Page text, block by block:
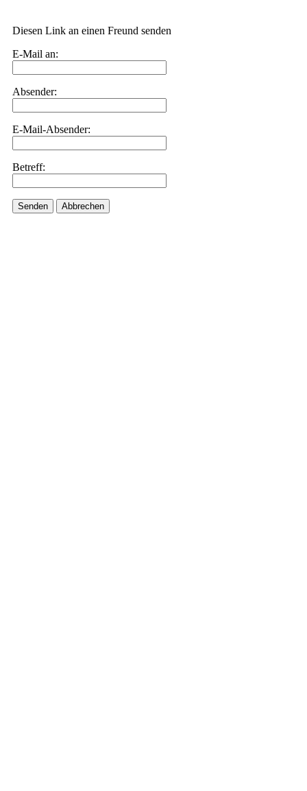
Diesen Link an einen Freund senden
E-Mail an:
Absender:
E-Mail-Absender:
Betreff:
Senden Abbrechen